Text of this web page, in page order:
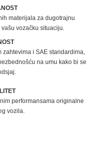
materijala za dugotrajnu
vozačku situaciju.
i SAE standardima,
na umu kako bi se
performansama originalne
vozila.